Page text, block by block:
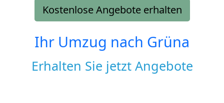
Kostenlose Angebote erhalten
Ihr Umzug nach Grüna
Erhalten Sie jetzt Angebote